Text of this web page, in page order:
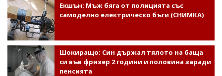
Екшън: Мъж бяга от полицията със
самоделно електрическо бъги (СНИМКА)
Шокиращо: Син държал тялото на баща
си във фризер 2 години и половина заради
пенсията